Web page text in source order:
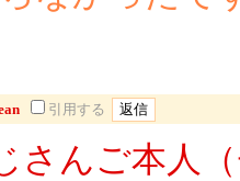
引用する
さんご本人